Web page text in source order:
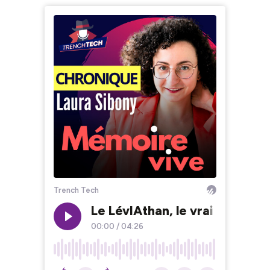
Trench Tech
Le LévIAthan, le vrai et le
00:00 / 04:26